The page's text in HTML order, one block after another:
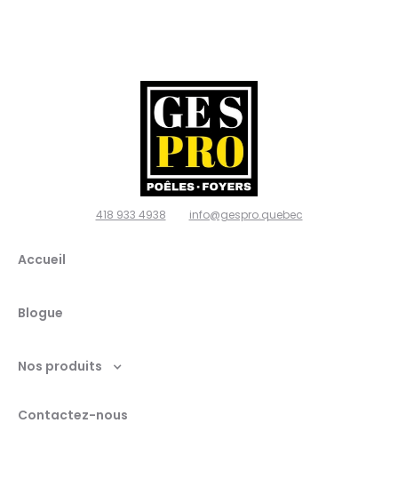
et
foyers,
Ville de
Québec
G2N
418 933 4938 info@gespro.quebec
Accueil
Blogue
Nos produits
Contactez-nous